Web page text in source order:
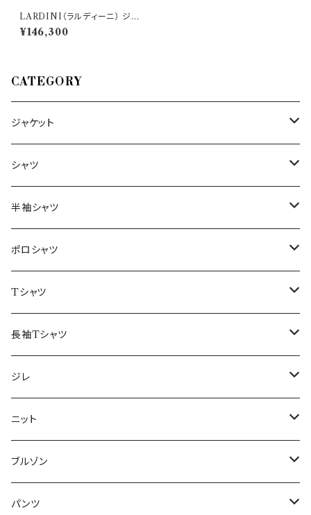
LARDINI（ラルディーニ） ジャ
ケット IP981AV 31717
¥146,300
CATEGORY
ジャケット
～44/S
46/M
48/L
50/XL～
シャツ
～44/S
46/M
48/L
50/XL～
半袖シャツ
～44/S
46/M
48/L
50/XL～
ポロシャツ
～44/S
46/M
48/L
50/XL～
Tシャツ
～44/S
46/M
48/L
50/XL～
長袖Tシャツ
～44/S
46/M
48/L
50/XL～
ジレ
～44/S
46/M
48/L
ニット
～44/S
46/M
ブルゾン
～44/S
パンツ